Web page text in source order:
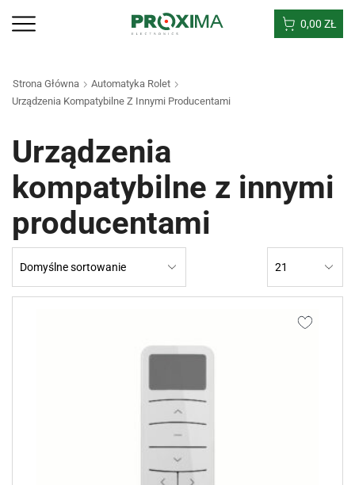
0,00 ZŁ
Strona Główna
Automatyka Rolet
Urządzenia Kompatybilne Z Innymi Producentami
Urządzenia
kompatybilne z innymi
producentami